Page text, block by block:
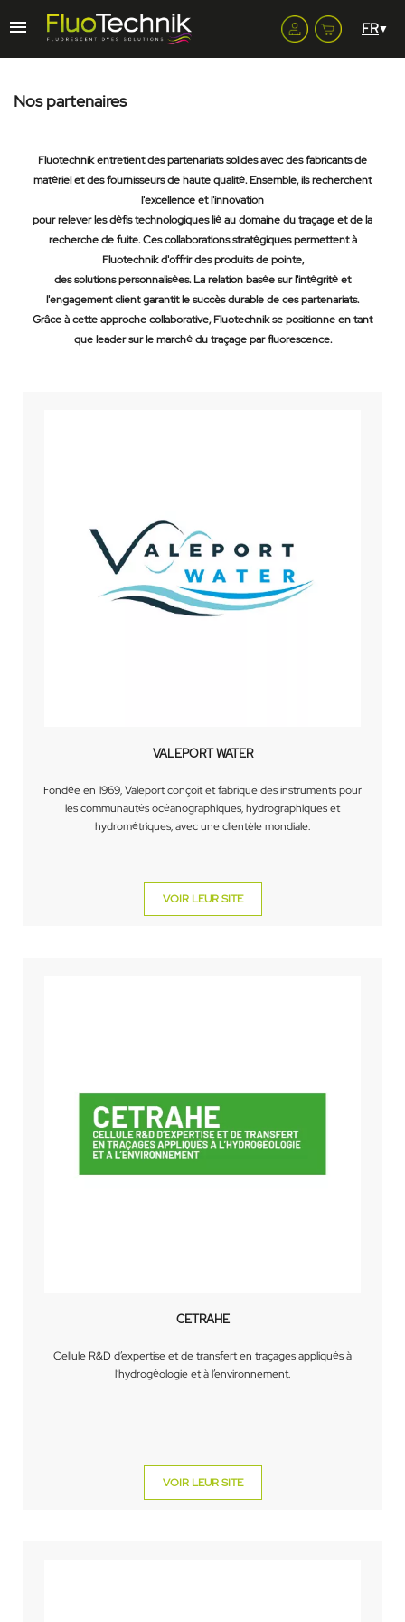
Nos partenaires
Fluotechnik entretient des partenariats solides avec des fabricants de
matériel et des fournisseurs de haute qualité. Ensemble, ils recherchent
l'excellence et l'innovation
pour relever les défis technologiques lié au domaine du traçage et de la
recherche de fuite. Ces collaborations stratégiques permettent à
Fluotechnik d'offrir des produits de pointe,
des solutions personnalisées. La relation basée sur l'intégrité et
l'engagement client garantit le succès durable de ces partenariats.
Grâce à cette approche collaborative, Fluotechnik se positionne en tant
que leader sur le marché du traçage par fluorescence.
VALEPORT WATER
Fondée en 1969, Valeport conçoit et fabrique des instruments pour
les communautés océanographiques, hydrographiques et
hydrométriques, avec une clientèle mondiale.
VOIR LEUR SITE
CETRAHE
Cellule R&D d’expertise et de transfert en traçages appliqués à
l’hydrogéologie et à l’environnement.
VOIR LEUR SITE